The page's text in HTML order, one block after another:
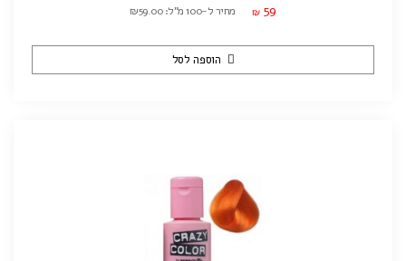
₪ 59 מחיר ל-100 מ"ל: ₪59.00
הוספה לסל